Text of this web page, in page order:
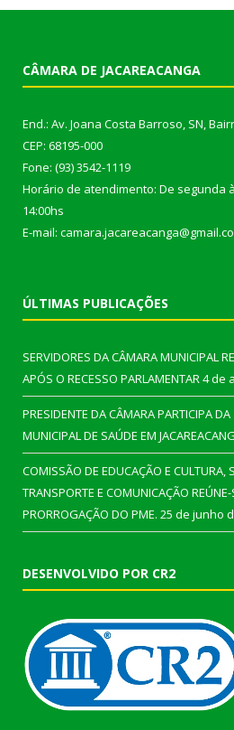
CÂMARA DE JACAREACANGA
End.: Av. Joana Costa Barroso, SN,
CEP: 68195-000
Fone: (93) 3542-1119
Horário de atendimento: De segunda
14:00hs
E-mail:
ÚLTIMAS PUBLICAÇÕES
SERVIDORES DA CÂMARA MUNICIPAL
APÓS O RECESSO PARLAMENTAR4 de
PRESIDENTE DA CÂMARA PARTICIPA DA
MUNICIPAL DE SAÚDE EM
COMISSÃO DE EDUCAÇÃO E CULTURA,
TRANSPORTE E COMUNICAÇÃO
PRORROGAÇÃO DO PME. 25 de junho
DESENVOLVIDO POR CR2